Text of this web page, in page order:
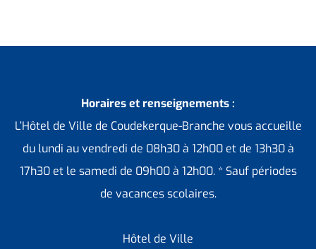
Horaires et renseignements :
L’Hôtel de Ville de Coudekerque-Branche vous accueille
du lundi au vendredi de 08h30 à 12h00 et de 13h30 à
17h30 et le samedi de 09h00 à 12h00. * Sauf périodes
de vacances scolaires.
Hôtel de Ville